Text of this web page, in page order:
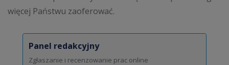
więcej Państwu zaoferować.
Panel redakcyjny
Zgłaszanie i recenzowanie prac online